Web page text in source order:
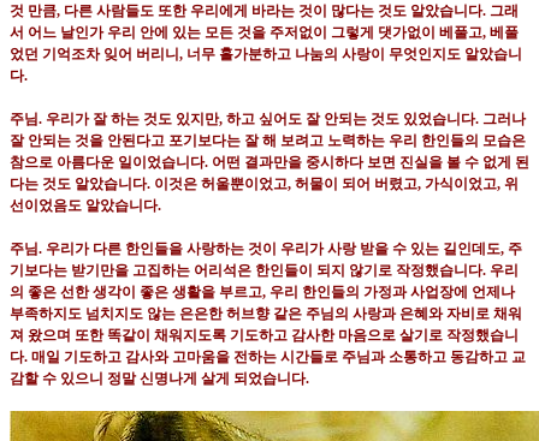
것 만큼, 다른 사람들도 또한 우리에게 바라는 것이 많다는 것도 알았습니다. 그래
서 어느 날인가 우리 안에 있는 모든 것을 주저없이 그렇게 댓가없이 베풀고, 베풀
었던 기억조차 잊어 버리니 , 너무 홀가분하고 나눔의 사랑이 무엇인지도 알았습니
다.
주님. 우리가 잘 하는 것도 있지만, 하고 싶어도 잘 안되는 것도 있었습니다. 그러나
잘 안되는 것을 안된다고 포기보다는 잘 해 보려고 노력하는 우리 한인들의 모습은
참으로 아름다운 일이었습니다. 어떤 결과만을 중시하다 보면 진실을 볼 수 없게 된
다는 것도 알았습니다. 이것은 허울뿐이었고, 허물이 되어 버렸고, 가식이었고, 위
선이었음도 알았습니다.
주님. 우리가 다른 한인들을 사랑하는 것이 우리가 사랑 받을 수 있는 길인데도, 주
기보다는 받기만을 고집하는 어리석은 한인들이 되지 않기로 작정했습니다. 우리
의 좋은 선한 생각이 좋은 생활을 부르고, 우리 한인들의 가정과 사업장에 언제나
부족하지도 넘치지도 않는 은은한 허브향 같은 주님의 사랑과 은혜와 자비로 채워
져 왔으며 또한 똑같이 채워지도록 기도하고 감사한 마음으로 살기로 작정했습니
다. 매일 기도하고 감사와 고마움을 전하는 시간들로 주님과 소통하고 동감하고 교
감할 수 있으니 정말 신명나게 살게 되었습니다.